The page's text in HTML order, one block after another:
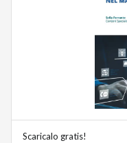
Scaricalo gratis!